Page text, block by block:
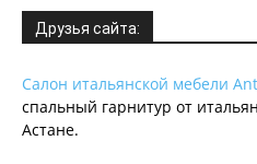
Друзья сайта:
Салон итальянской мебели
спальный гарнитур от
Астане.